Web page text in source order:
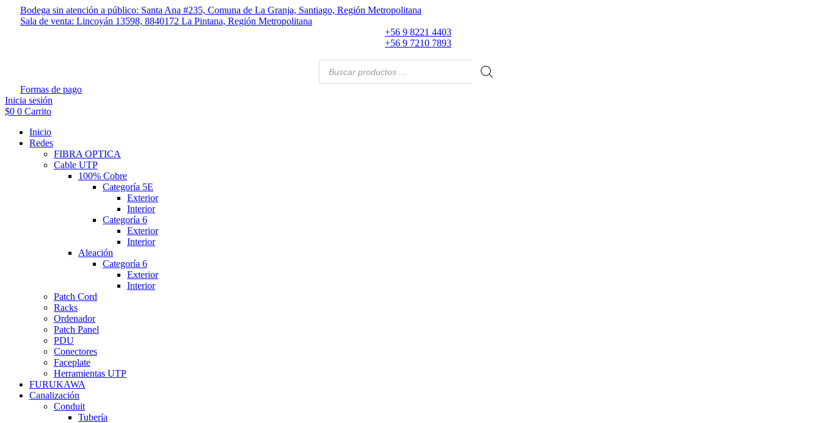
Bodega sin atención a público: Santa Ana #235, Comuna de La Granja, Santiago, Región Metropolitana
Sala de venta: Lincoyán 13598, 8840172 La Pintana, Región Metropolitana
+56 9 8221 4403
+56 9 7210 7893
Búsqueda
productos
Formas de pago
Inicia sesión
$0 0 Carrito
Inicio
Redes
FIBRA OPTICA
Cable UTP
100% Cobre
Categoría 5E
Exterior
Interior
Categoría 6
Exterior
Interior
Aleación
Categoría 6
Exterior
Interior
Patch Cord
Racks
Ordenador
Patch Panel
PDU
Conectores
Faceplate
Herramientas UTP
FURUKAWA
Canalización
Conduit
Tubería